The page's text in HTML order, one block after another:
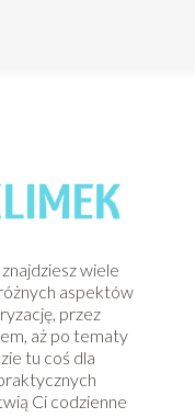
wiele
aspektów
przez
aż po tematy
tu coś dla
Ci codzienne